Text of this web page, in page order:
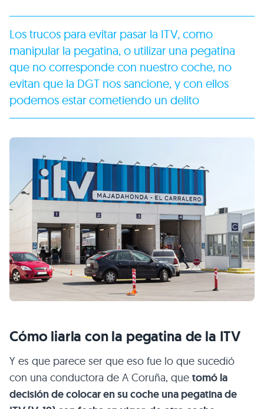
Los trucos para evitar pasar la ITV, como
manipular la pegatina, o utilizar una pegatina
que no corresponde con nuestro coche, no
evitan que la DGT nos sancione, y con ellos
podemos estar cometiendo un delito
Cómo liarla con la pegatina de la ITV
Y es que parece ser que eso fue lo que sucedió
con una conductora de A Coruña, que tomó la
decisión de colocar en su coche una pegatina de